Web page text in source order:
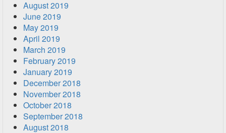
August 2019
June 2019
May 2019
April 2019
March 2019
February 2019
January 2019
December 2018
November 2018
October 2018
September 2018
August 2018